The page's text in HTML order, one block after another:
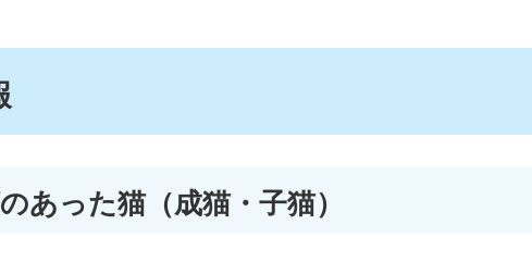
あった猫（成猫・子猫）